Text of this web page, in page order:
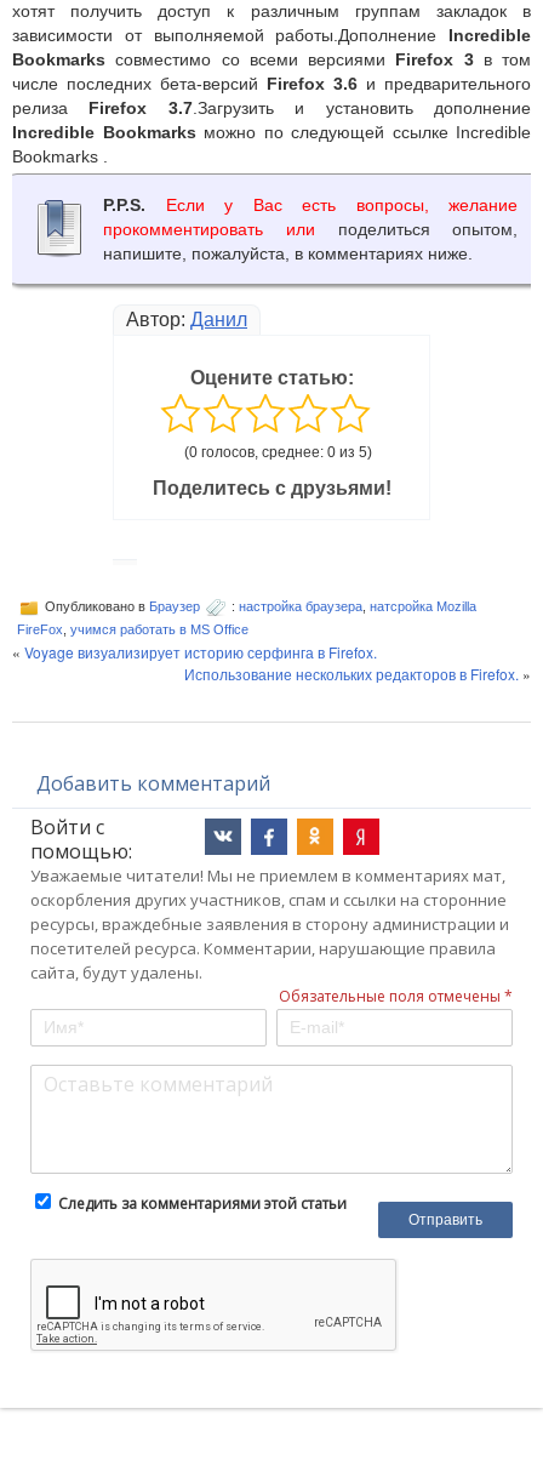
хотят получить доступ к различным группам закладок в
зависимости от выполняемой работы.Дополнение Incredible
Bookmarks совместимо со всеми версиями Firefox 3в том
числе последних бета-версий Firefox 3.6 и предварительного
релиза Firefox 3.7.Загрузить и установить дополнение
Incredible Bookmarks можно по следующей ссылке Incredible
Bookmarks .
P.P.S.
Если у Вас есть вопросы, желание
прокомментировать или поделиться опытом,
напишите, пожалуйста, в комментариях ниже.
Автор: Данил
Оцените статью:
(0 голосов, среднее: 0 из 5)
Поделитесь с друзьями!
Опубликовано в Браузер : настройка браузера натсройка Mozilla
FireFox учимся работать в MS Office
« Voyage визуализирует историю серфинга в Firefox.
Использование нескольких редакторов в Firefox. »
Добавить комментарий
Войти с
помощью:
Уважаемые читатели! Мы не приемлем в комментариях мат,
оскорбления других участников, спам и ссылки на сторонние
ресурсы, враждебные заявления в сторону администрации и
посетителей ресурса. Комментарии, нарушающие правила
сайта, будут удалены.
Обязательные поля отмечены *
Следить за комментариями этой статьи